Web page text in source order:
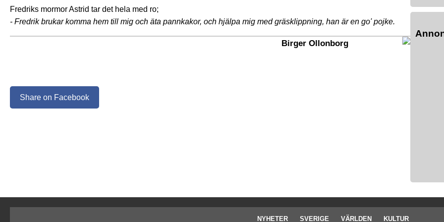
Fredriks mormor Astrid tar det hela med ro;
- Fredrik brukar komma hem till mig och äta pannkakor, och hjälpa mig med gräsklippning, han är en go' pojke.
Birger Ollonborg
Share on Facebook
NYHETER SVERIGE VÄRLDEN KULTUR